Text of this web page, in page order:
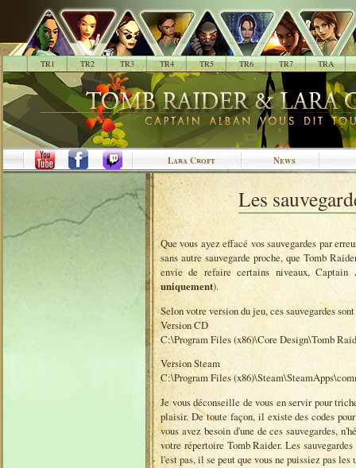
. TR1 TR2 TR3 TR4 TR5 TR6 TR7 TRA
Lara Croft News
Les
Que vous ayez effacé vos sauvegardes par
sans autre sauvegarde proche, que Tomb
envie de refaire certains niveaux, Captain
uniquement).
Selon votre version du jeu, ces sauvegardes
Version CD
C:\Program Files (x86)\Core Design\Tomb
Version Steam
C:\Program Files
Je vous déconseille de vous en servir pour
plaisir. De toute façon, il existe des codes
vous avez besoin d'une de ces sauvegardes,
votre répertoire Tomb Raider. Les
l'est pas, il se peut que vous ne puissiez pas les